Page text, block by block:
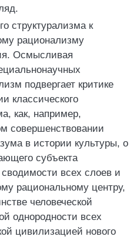
структурализма к
рационализму
Осмысливая
подвергает критике
классического
как, например,
совершенствовании
в истории культуры, о
субъекта
всех слоев и
рациональному центру,
человеческой
однородности всех
цивилизацией нового